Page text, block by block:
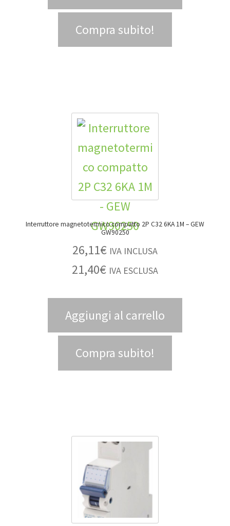
Compra subito!
Interruttore magnetotermico compatto 2P C32 6KA 1M – GEW
GW90250
26,11€ IVA INCLUSA
21,40€ IVA ESCLUSA
Aggiungi al carrello
Compra subito!